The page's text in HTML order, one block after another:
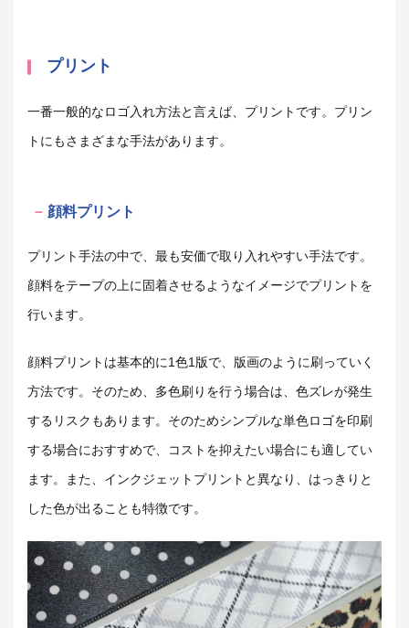
プリント
一番一般的なロゴ入れ方法と言えば、プリントです。プリン
トにもさまざまな手法があります。
顔料プリント
プリント手法の中で、最も安価で取り入れやすい手法です。
顔料をテープの上に固着させるようなイメージでプリントを
行います。
顔料プリントは基本的に1色1版で、版画のように刷っていく
方法です。そのため、多色刷りを行う場合は、色ズレが発生
するリスクもあります。そのためシンプルな単色ロゴを印刷
する場合におすすめで、コストを抑えたい場合にも適してい
ます。また、インクジェットプリントと異なり、はっきりと
した色が出ることも特徴です。